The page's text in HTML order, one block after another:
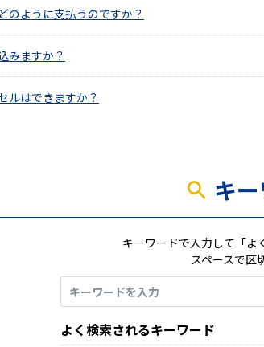
のように支払うのですか？
みますか？
ルはできますか？
キ
キーワードで入力して「よ
スペースで区
よく検索されるキーワード